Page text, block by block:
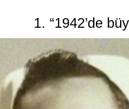
1. “1942’de